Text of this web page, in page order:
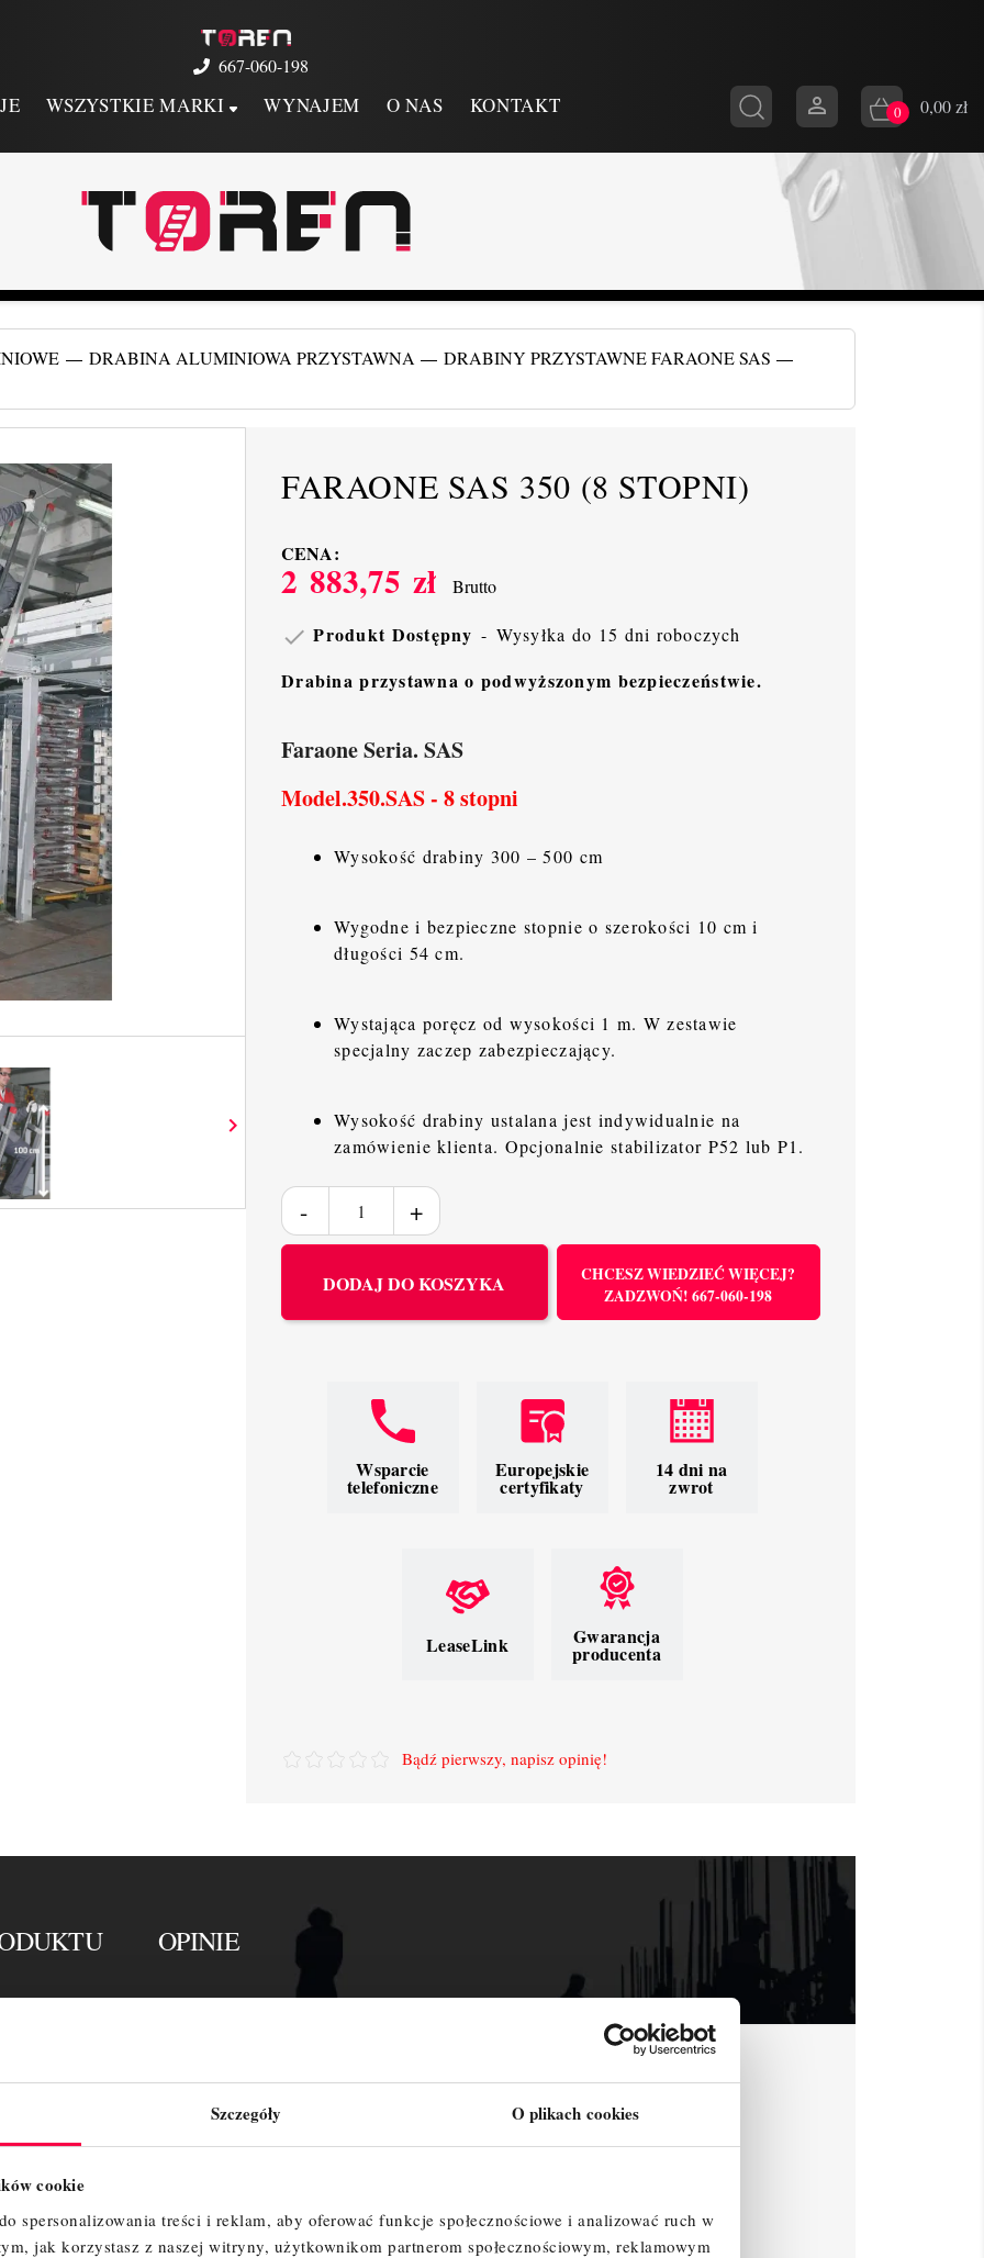
Szczegóły O plikach cookies
cookie
spersonalizowania treści i reklam, aby oferować funkcje społecznościowe i analizować ruch w
jak korzystasz z naszej witryny, użytkownikom partnerom społecznościowym, reklamowym
667-060-198
WSZYSTKIE MARKI WYNAJEM O NAS KONTAKT  0 0,00 zł
DRABINA ALUMINIOWA PRZYSTAWNA DRABINY PRZYSTAWNE FARAONE SAS

FARAONE SAS 350 (8 STOPNI)
CENA:
2 883,75 zł Brutto
 Produkt Dostępny Wysyłka do 15 dni roboczych
Drabina przystawna o podwyższonym bezpieczeństwie.
Faraone Seria. SAS
Model.350.SAS - 8 stopni
Wysokość drabiny 300 – 500 cm
Wygodne i bezpieczne stopnie o szerokości 10 cm i
długości 54 cm.
Wystająca poręcz od wysokości 1 m. W zestawie
specjalny zaczep zabezpieczający.
Wysokość drabiny ustalana jest indywidualnie na
zamówienie klienta. Opcjonalnie stabilizator P52 lub P1.
DODAJ DO KOSZYKA
CHCESZ WIEDZIEĆ WIĘCEJ?
ZADZWOŃ! 667-060-198
Wsparcie
telefoniczne
Europejskie
certyfikaty
14 dni na
zwrot
LeaseLink Gwarancja
producenta
Bądź pierwszy, napisz opinię!
OPINIE